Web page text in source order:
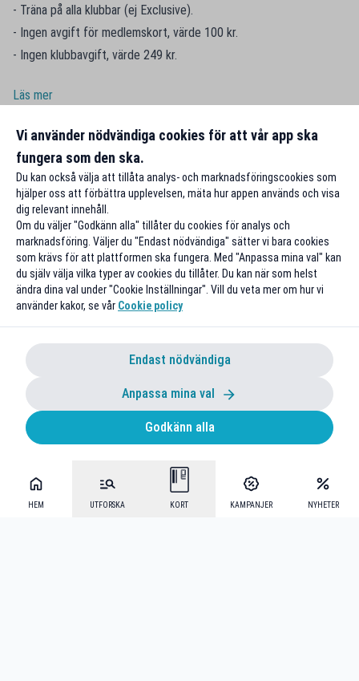
HEM UTFORSKA KORT KAMPANJER NYHETER
- Träna på alla klubbar (ej Exclusive).
- Ingen avgift för medlemskort, värde 100 kr.
- Ingen klubbavgift, värde 249 kr.
Läs mer
Vi använder nödvändiga cookies för att vår app ska
fungera som den ska.
Du kan också välja att tillåta analys- och marknadsföringscookies som
hjälper oss att förbättra upplevelsen, mäta hur appen används och visa
dig relevant innehåll.
Om du väljer "Godkänn alla" tillåter du cookies för analys och
marknadsföring. Väljer du "Endast nödvändiga" sätter vi bara cookies
som krävs för att plattformen ska fungera. Med "Anpassa mina val" kan
du själv välja vilka typer av cookies du tillåter. Du kan när som helst
ändra dina val under "Cookie Inställningar". Vill du veta mer om hur vi
använder kakor, se vår Cookie policy
Endast nödvändiga
Anpassa mina val
Godkänn alla